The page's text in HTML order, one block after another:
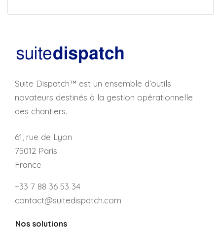
Suite Dispatch™ est un ensemble d’outils
novateurs destinés à la gestion opérationnelle
des chantiers.
61, rue de Lyon
75012 Paris
France
+33 7 88 36 53 34
contact@suitedispatch.com
Nos solutions